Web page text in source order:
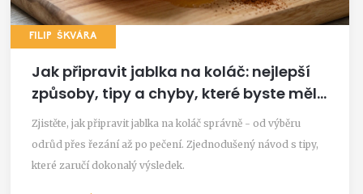
FILIP ŠKVÁRA
Jak připravit jablka na koláč: nejlepší
způsoby, tipy a chyby, které byste měli
vynechat
Zjistěte, jak připravit jablka na koláč správně - od výběru
odrůd přes řezání až po pečení. Zjednodušený návod s tipy,
které zaručí dokonalý výsledek.